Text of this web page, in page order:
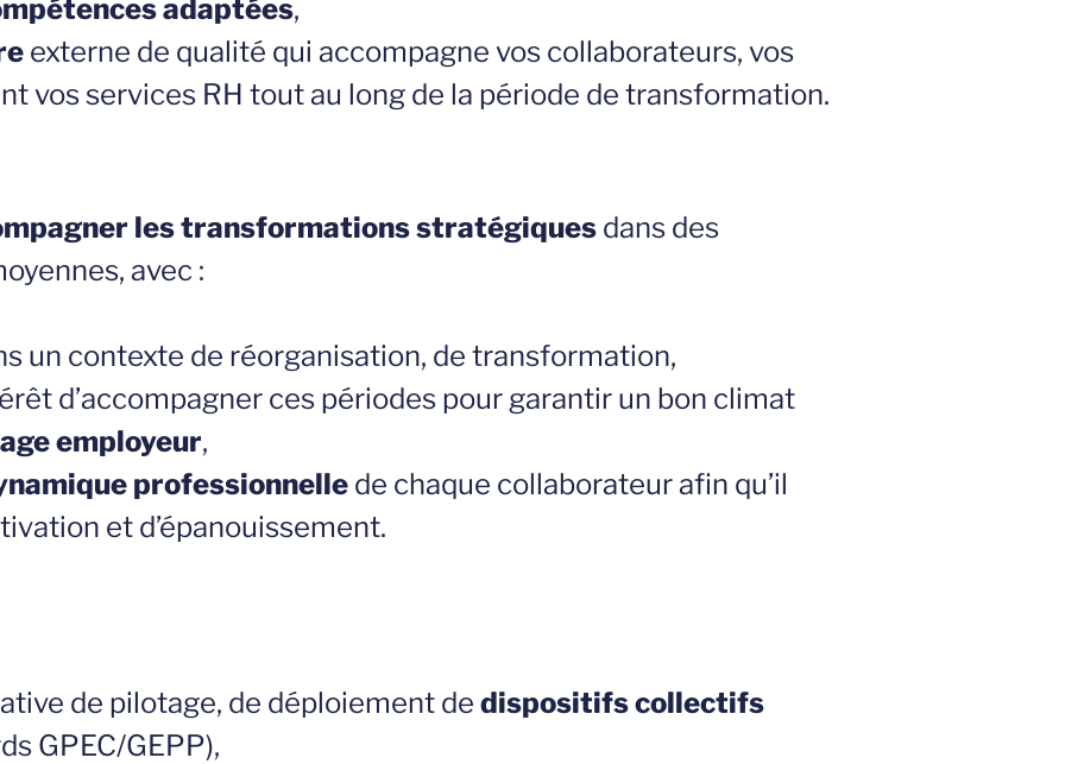
adaptées,
externe de qualité qui accompagne vos collaborateurs, vos
vos services RH tout au long de la période de transformation.
les transformations stratégiques dans des
avec :
un contexte de réorganisation, de transformation,
d’accompagner ces périodes pour garantir un bon climat
employeur,
professionnelle de chaque collaborateur afin qu’il
et d’épanouissement.
de pilotage, de déploiement de dispositifs collectifs
GPEC/GEPP),